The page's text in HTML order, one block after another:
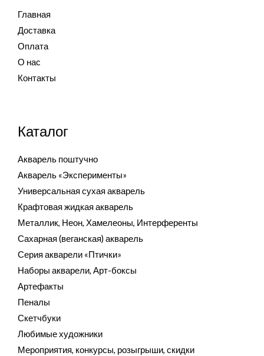
Главная
Доставка
Оплата
О нас
Контакты
Каталог
Акварель поштучно
Акварель «Эксперименты»
Универсальная сухая акварель
Крафтовая жидкая акварель
Металлик, Неон, Хамелеоны, Интерференты
Сахарная (веганская) акварель
Серия акварели «Птички»
Наборы акварели, Арт-боксы
Артефакты
Пеналы
Скетчбуки
Любимые художники
Мероприятия, конкурсы, розыгрыши, скидки